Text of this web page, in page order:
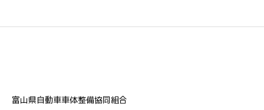
富山県自動車車体整備協同組合